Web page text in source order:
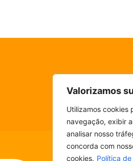
Valorizamos
Utilizamos cookies
navegação, exibir
analisar nosso
concorda com
cookies. Política